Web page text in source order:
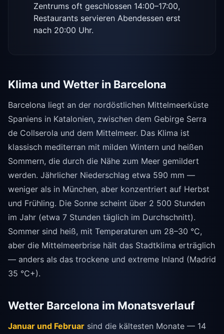
Zentrums oft geschlossen 14:00–17:00,
Restaurants servieren Abendessen erst
nach 20:00 Uhr.
Klima und Wetter in Barcelona
Barcelona liegt an der nordöstlichen Mittelmeerküste
Spaniens in Katalonien, zwischen dem Gebirge Serra
de Collserola und dem Mittelmeer. Das Klima ist
klassisch mediterran mit milden Wintern und heißen
Sommern, die durch die Nähe zum Meer gemildert
werden. Jährlicher Niederschlag etwa 590 mm —
weniger als in München, aber konzentriert auf Herbst
und Frühling. Die Sonne scheint über 2 500 Stunden
im Jahr (etwa 7 Stunden täglich im Durchschnitt).
Sommer sind heiß, mit Temperaturen um 28–30 °C,
aber die Mittelmeerbrise hält das Stadtklima erträglich
— anders als das trockene und extreme Inland (Madrid
35 °C+).
Wetter Barcelona im Monatsverlauf
Januar und Februar sind die kältesten Monate — 14